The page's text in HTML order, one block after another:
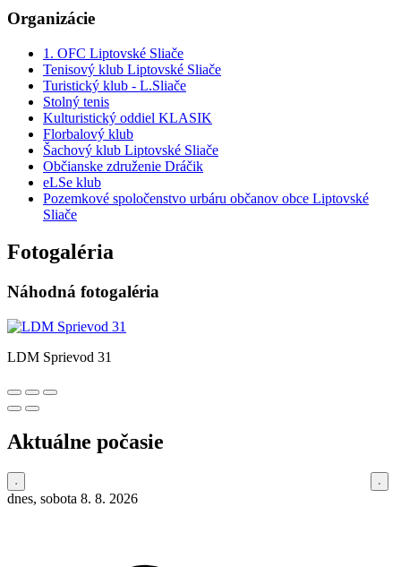
Organizácie
1. OFC Liptovské Sliače
Tenisový klub Liptovské Sliače
Turistický klub - L.Sliače
Stolný tenis
Kulturistický oddiel KLASIK
Florbalový klub
Šachový klub Liptovské Sliače
Občianske združenie Dráčik
eLSe klub
Pozemkové spoločenstvo urbáru občanov obce Liptovské
Sliače
Fotogaléria
Náhodná fotogaléria
LDM Sprievod 31
Aktuálne počasie
dnes, sobota 8. 8. 2026